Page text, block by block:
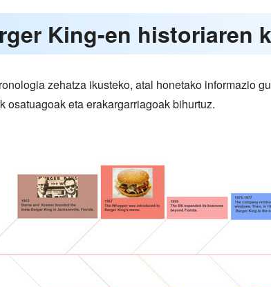
King-en historiaren
zehatza ikusteko, atal honetako informazio
osatuagoak eta erakargarriagoak bihurtuz.